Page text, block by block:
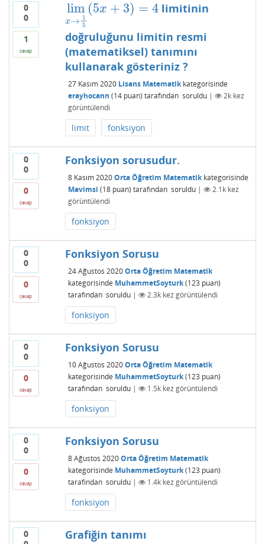
0
0
1
cevap
lim
x→ 1
5
(5x + 3) = 4
limx →15 (5x +3 =4
limitinin
doğruluğunu limitin resmi
(matematiksel) tanımını
kullanarak gösteriniz ?
27 Kasım 2020 Lisans Matematikkategorisinde
erayhocann (14puan) tarafından soruldu | 2kkez
görüntülendi
limit fonksiyon
0
0
0
cevap
Fonksiyon sorusudur.
8 Kasım 2020 Orta Öğretim Matematikkategorisinde
Mavimsi (18puan) tarafından soruldu | 2.1kkez
görüntülendi
fonksiyon
0
0
0
cevap
Fonksiyon Sorusu
24 Ağustos 2020 Orta Öğretim Matematik
kategorisinde MuhammetSoyturk (123 puan)
tarafından soruldu | 2.3kkez görüntülendi
fonksiyon
0
0
0
cevap
Fonksiyon Sorusu
10 Ağustos 2020 Orta Öğretim Matematik
kategorisinde MuhammetSoyturk (123 puan)
tarafından soruldu | 1.5kkez görüntülendi
fonksiyon
0
0
0
cevap
Fonksiyon Sorusu
8 Ağustos 2020 Orta Öğretim Matematik
kategorisinde MuhammetSoyturk (123 puan)
tarafından soruldu | 1.4kkez görüntülendi
fonksiyon
0
Grafiğin tanımı